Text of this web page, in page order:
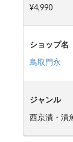
¥4,990
ショップ名
鳥取門永
ジャンル
西京漬・漬